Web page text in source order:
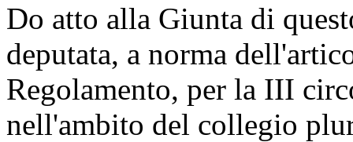
Do atto alla Giunta di
deputata, a norma
Regolamento, per la III
nell'ambito del collegio